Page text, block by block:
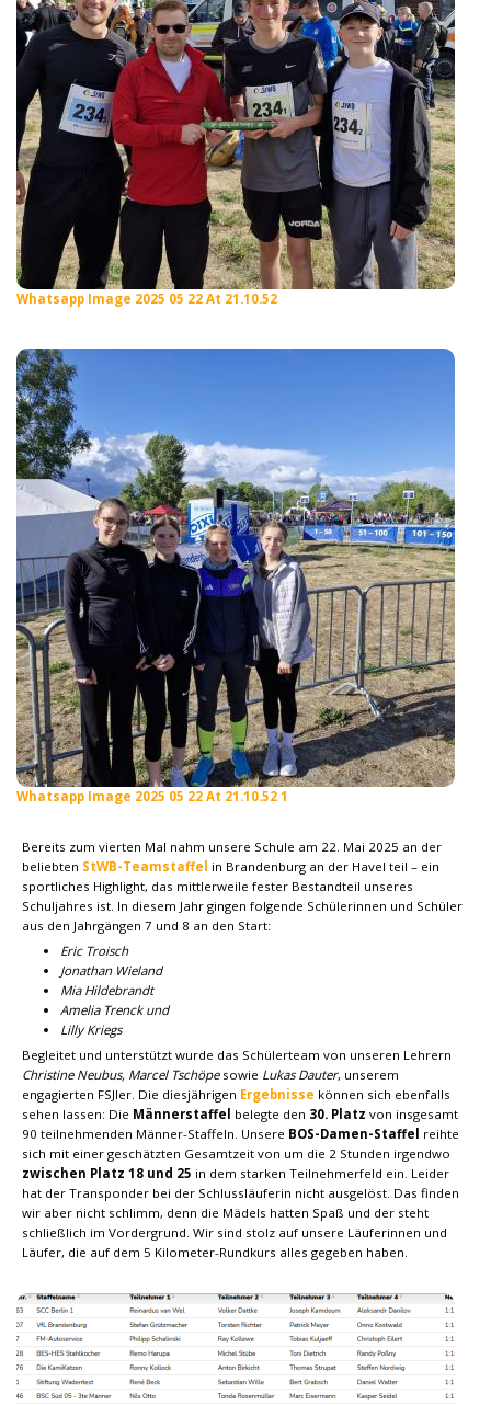
Whatsapp Image 2025 05 22 At 21.10.52
Whatsapp Image 2025 05 22 At 21.10.52 1
Bereits zum vierten Mal nahm unsere Schule am 22. Mai 2025 an der
beliebten StWB-Teamstaffel in Brandenburg an der Havel teil – ein
sportliches Highlight, das mittlerweile fester Bestandteil unseres
Schuljahres ist. In diesem Jahr gingen folgende Schülerinnen und Schüler
aus den Jahrgängen 7 und 8 an den Start:
Eric Troisch
Jonathan Wieland
Mia Hildebrandt
Amelia Trenck und
Lilly Kriegs
Begleitet und unterstützt wurde das Schülerteam von unseren Lehrern
Christine Neubus, Marcel Tschöpesowie Lukas Dauter, unserem
engagierten FSJler. Die diesjährigen Ergebnisse können sich ebenfalls
sehen lassen: Die Männerstaffel belegte den 30. Platz von insgesamt
90 teilnehmenden Männer-Staffeln. Unsere BOS-Damen-Staffel reihte
sich mit einer geschätzten Gesamtzeit von um die 2 Stunden irgendwo
zwischen Platz 18 und 25 in dem starken Teilnehmerfeld ein. Leider
hat der Transponder bei der Schlussläuferin nicht ausgelöst. Das finden
wir aber nicht schlimm, denn die Mädels hatten Spaß und der steht
schließlich im Vordergrund. Wir sind stolz auf unsere Läuferinnen und
Läufer, die auf dem 5 Kilometer-Rundkurs alles gegeben haben.